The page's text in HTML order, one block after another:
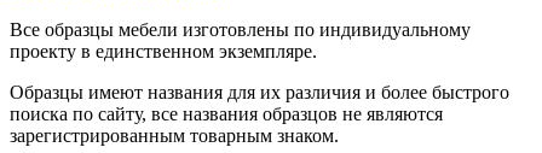
Все образцы мебели изготовлены по индивидуальному
проекту в единственном экземпляре.
Образцы имеют названия для их различия и более быстрого
поиска по сайту, все названия образцов не являются
зарегистрированным товарным знаком.